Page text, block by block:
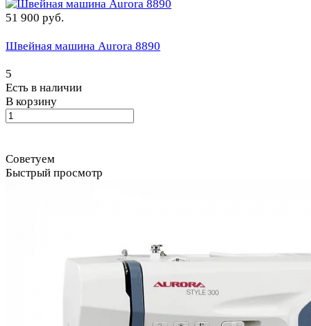
51 900 руб.
Швейная машина Aurora 8890
5
Есть в наличии
В корзину
Советуем
Быстрый просмотр